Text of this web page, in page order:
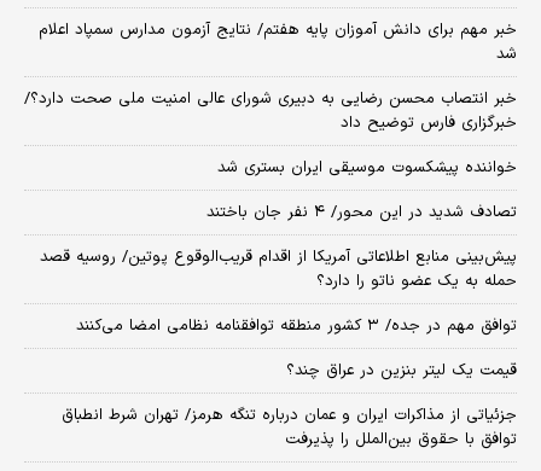
خبر مهم برای دانش آموزان پایه هفتم/ نتایج آزمون مدارس سمپاد اعلام
شد
خبر انتصاب محسن رضایی به دبیری شورای عالی امنیت ملی صحت دارد؟/
خبرگزاری فارس توضیح داد
خواننده پیشکسوت موسیقی ایران بستری شد
تصادف شدید در این محور/ ۴ نفر جان باختند
پیش‌بینی منابع اطلاعاتی آمریکا از اقدام قریب‌الوقوع پوتین/ روسیه قصد
حمله به یک عضو ناتو را دارد؟
توافق مهم در جده/ ۳ کشور منطقه توافقنامه نظامی امضا می‌کنند
قیمت یک لیتر بنزین در عراق چند؟
جزئیاتی از مذاکرات ایران و عمان درباره تنگه هرمز/ تهران شرط انطباق
توافق با حقوق بین‌الملل را پذیرفت